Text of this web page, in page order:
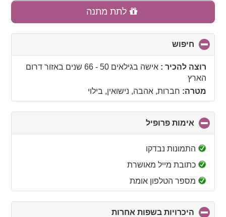
לתת מתנה
חיפוש
to
collapseרוצה להכיר :אישה בגילאים 50 - 66 שנים באזור דרום
הארץ
מטרה: חברות, אהבה, נישואין, בילוי
אימות פרופיל
to
התמונות נבדקו
כתובת מייל מאושרת
מספר הטלפון אומת
היכרויות בשפות אחרות